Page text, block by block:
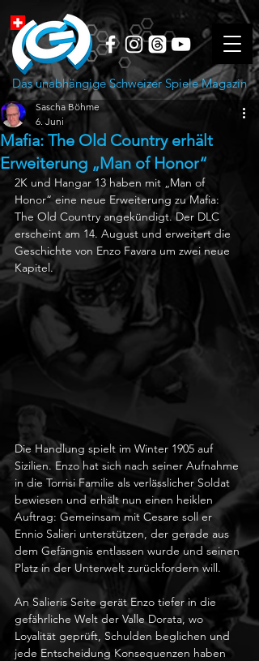
Das unabhängige Schweizer Spiele Magazin
Mafia: The Old Country erhält
Erweiterung „Man of Honor“
Sascha Böhme
6. Juni
2K und Hangar 13 haben mit „Man of
Honor“ eine neue Erweiterung zu Mafia:
The Old Country angekündigt. Der DLC
erscheint am 14. August und erweitert die
Geschichte von Enzo Favara um zwei neue
Kapitel.
Die Handlung spielt im Winter 1905 auf
Sizilien. Enzo hat sich nach seiner Aufnahme
in die Torrisi Familie als verlässlicher Soldat
bewiesen und erhält nun einen heiklen
Auftrag: Gemeinsam mit Cesare soll er
Ennio Salieri unterstützen, der gerade aus
dem Gefängnis entlassen wurde und seinen
Platz in der Unterwelt zurückfordern will.
An Salieris Seite gerät Enzo tiefer in die
gefährliche Welt der Valle Dorata, wo
Loyalität geprüft, Schulden beglichen und
jede Entscheidung Konsequenzen haben